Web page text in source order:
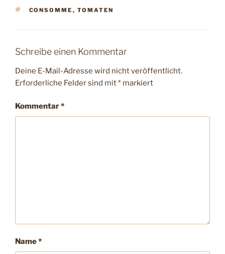
SCHLAGWÖRTER
CONSOMME , TOMATEN
Schreibe einen Kommentar
Deine E-Mail-Adresse wird nicht veröffentlicht.
Erforderliche Felder sind mit* markiert
Kommentar*
Name*